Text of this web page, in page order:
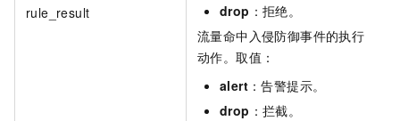
rule_result
drop ：拒绝。
流量命中入侵防御事件的执行
动作。取值：
alert ：告警提示。
drop ：拦截。